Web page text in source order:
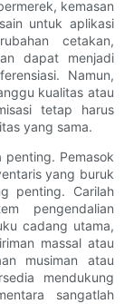
kemasan
untuk aplikasi
cetakan,
dapat menjadi
Namun,
kualitas atau
tetap harus
yang sama.
penting. Pemasok
yang buruk
penting. Carilah
pengendalian
cadang utama,
massal atau
musiman atau
mendukung
sangatlah